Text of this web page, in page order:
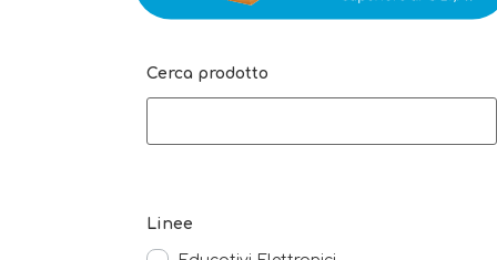
Cerca prodotto
Linee